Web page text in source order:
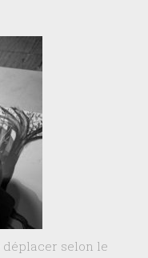
déplacer selon le